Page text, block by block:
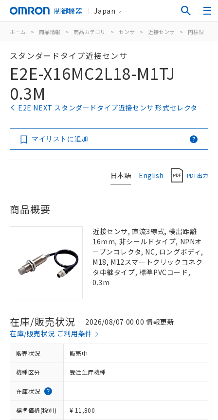
制御機器 Japan
ホーム > 商品情報 > 商品カテゴリ > センサ > 近接センサ > 円柱型
スタンダードタイプ近接センサ
E2E-X16MC2L18-M1TJ
0.3M
E2E NEXT スタンダードタイプ近接センサ 形式セレクタ
マイリストに追加
日本語 English PDF出力
商品概要
近接センサ, 直流3線式, 検出距離
16mm, 非シールドタイプ, NPNオ
ープンコレクタ, NC, ロングボディ,
M18, M12スマートクリックコネク
タ中継タイプ, 標準PVCコード,
0.3m
在庫/販売状況
2026/08/07 00:00 情報更新
在庫/販売状況 ご利用条件
販売状況 販売中
機種区分 受注生産機種
在庫状況
標準価格(税別) ¥ 11,800